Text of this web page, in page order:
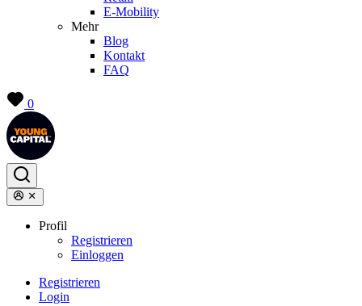
E-Mobility
Mehr
Blog
Kontakt
FAQ
0
Profil
Registrieren
Einloggen
Registrieren
Login